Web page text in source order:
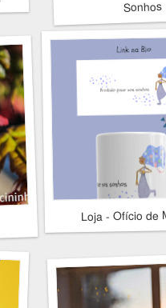
Sonhos
Loja - Ofício de